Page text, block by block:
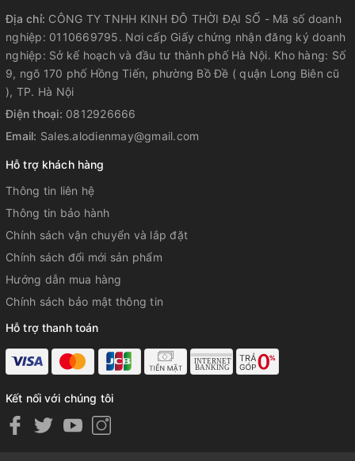
Địa chỉ: CÔNG TY TNHH KINH ĐÔ THỜI ĐẠI SỐ - Mã số doanh
nghiệp: 0110669795. Nơi cấp Giấy chứng nhận đăng ký doanh
nghiệp: Sở kế hoạch và đầu tư thành phố Hà Nội. Kho hàng: Số
9, ngõ 170 phố Hồng Tiến, phường Bồ Đề ( quận Long Biên cũ
), TP. Hà Nội
Điện thoại: 0812926666
Email: Sales.alodienmay@gmail.com
Hỗ trợ khách hàng
Thông tin liên hệ
Thông tin bảo hành
Chính sách vận chuyển và lắp đặt
Chính sách đổi mới sản phẩm
Hướng dẫn mua hàng
Chính sách bảo mật thông tin
Hỗ trợ thanh toán
Kết nối với chúng tôi